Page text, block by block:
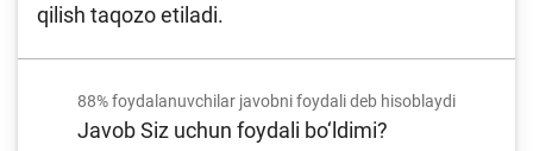
qilish taqozo etiladi.
88%foydalanuvchilar javobni foydali deb hisoblaydi
Javob Siz uchun foydali bo‘ldimi?